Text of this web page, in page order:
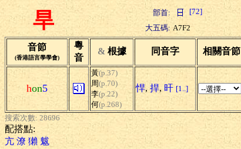
旱 部首: [72]
大五碼: A7F2
音節
(香港語言學學會)
粵
音
& 根據 同音字 相關音節
hon5
黃(p.37)
周(p.70)
李(p.22)
何(p.268)
悍, 捍, 旰 [1..]
搜索次數: 28696
配搭點:
亢 潦 獺 魃